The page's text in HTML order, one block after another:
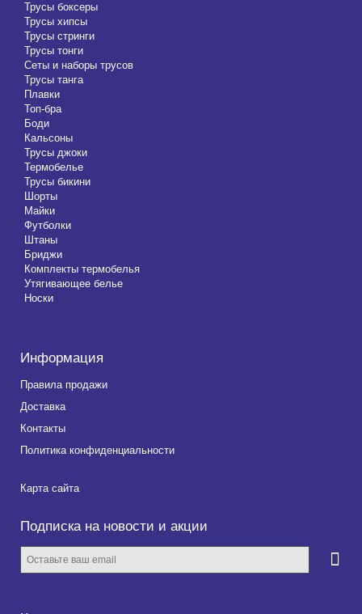
Трусы боксеры
Трусы хипсы
Трусы стринги
Трусы тонги
Сеты и наборы трусов
Трусы танга
Плавки
Топ-бра
Боди
Кальсоны
Трусы джоки
Термобелье
Трусы бикини
Шорты
Майки
Футболки
Штаны
Бриджи
Комплекты термобелья
Утягивающее белье
Носки
Информация
Правила продажи
Доставка
Контакты
Политика конфиденциальности
Карта сайта
Подписка на новости и акции